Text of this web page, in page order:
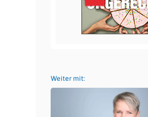
Weiter mit: